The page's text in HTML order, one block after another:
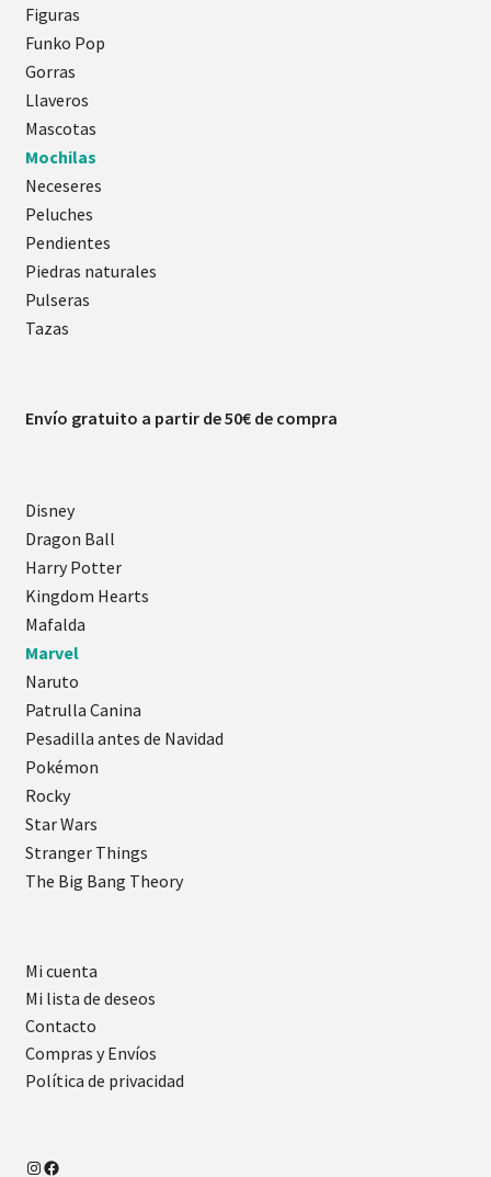
Figuras
Funko Pop
Gorras
Llaveros
Mascotas
Mochilas
Neceseres
Peluches
Pendientes
Piedras naturales
Pulseras
Tazas
Envío gratuito a partir de 50€ de compra
Disney
Dragon Ball
Harry Potter
Kingdom Hearts
Mafalda
Marvel
Naruto
Patrulla Canina
Pesadilla antes de Navidad
Pokémon
Rocky
Star Wars
Stranger Things
The Big Bang Theory
Mi cuenta
Mi lista de deseos
Contacto
Compras y Envíos
Política de privacidad